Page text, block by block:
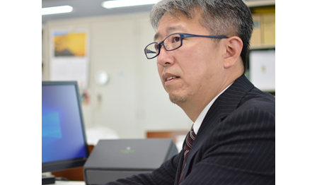
生前贈与 非課税 住宅
生前贈与 住宅
住宅取得資金贈与 タイミング
後継者 募集 飲食
事業譲渡
後継者 募集
事業承継 親子
事業承継税制 デメリット
m&a 個人
事業承継 奈良県
生前対策 大阪府
生前対策 吹田市
相続 北摂エリア
事業承継 大阪府
生前対策 奈良県
相続 大阪府
相続 吹田市
相続 奈良県